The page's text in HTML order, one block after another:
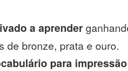
a aprender
de bronze, prata e ouro.
para impressão